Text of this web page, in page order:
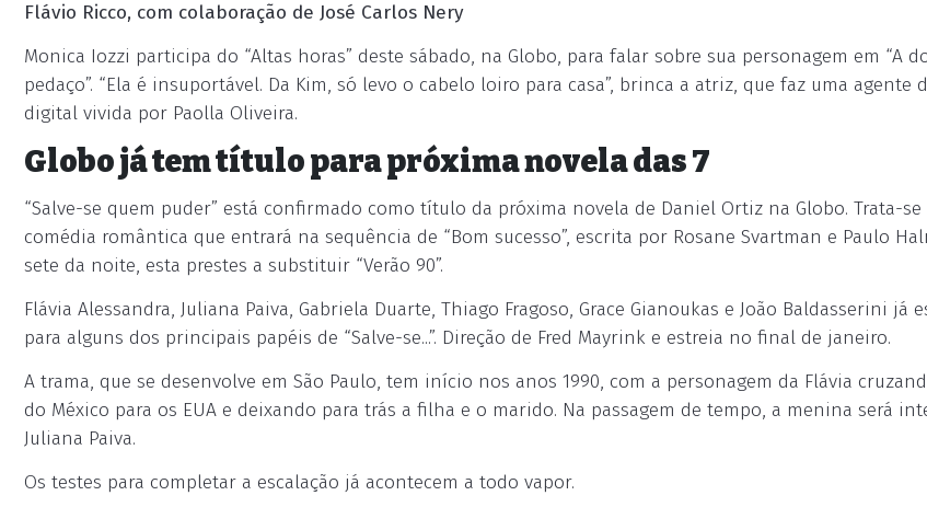
Flávio Ricco, com colaboração de José Carlos Nery
Monica Iozzi participa do “Altas horas” deste sábado, na Globo, para falar sobre sua personagem em “A
pedaço”. “Ela é insuportável. Da Kim, só levo o cabelo loiro para casa”, brinca a atriz, que faz uma agente
digital vivida por Paolla Oliveira.
Globo já tem título para próxima novela das 7
“Salve-se quem puder” está confirmado como título da próxima novela de Daniel Ortiz na Globo. Trata-se
comédia romântica que entrará na sequência de “Bom sucesso”, escrita por Rosane Svartman e Paulo
sete da noite, esta prestes a substituir “Verão 90”.
Flávia Alessandra, Juliana Paiva, Gabriela Duarte, Thiago Fragoso, Grace Gianoukas e João Baldasserini já
para alguns dos principais papéis de “Salve-se...”. Direção de Fred Mayrink e estreia no final de janeiro.
A trama, que se desenvolve em São Paulo, tem início nos anos 1990, com a personagem da Flávia
do México para os EUA e deixando para trás a filha e o marido. Na passagem de tempo, a menina será
Juliana Paiva.
Os testes para completar a escalação já acontecem a todo vapor.